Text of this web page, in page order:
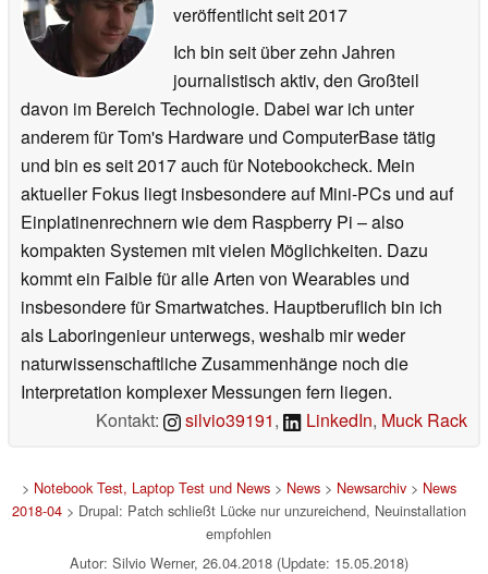
veröffentlichtseit 2017
Ich bin seit über zehn Jahren
journalistisch aktiv, den Großteil
davon im Bereich Technologie. Dabei war ich unter
anderem für Tom's Hardware und ComputerBase tätig
und bin es seit 2017 auch für Notebookcheck. Mein
aktueller Fokus liegt insbesondere auf Mini-PCs und auf
Einplatinenrechnern wie dem Raspberry Pi – also
kompakten Systemen mit vielen Möglichkeiten. Dazu
kommt ein Faible für alle Arten von Wearables und
insbesondere für Smartwatches. Hauptberuflich bin ich
als Laboringenieur unterwegs, weshalb mir weder
naturwissenschaftliche Zusammenhänge noch die
Interpretation komplexer Messungen fern liegen.
Kontakt:
silvio39191, LinkedIn, Muck Rack
> Notebook Test, Laptop Test und News> News> Newsarchiv> News
2018-04> Drupal: Patch schließt Lücke nur unzureichend, Neuinstallation
empfohlen
Autor: Silvio Werner, 26.04.2018 (Update: 15.05.2018)